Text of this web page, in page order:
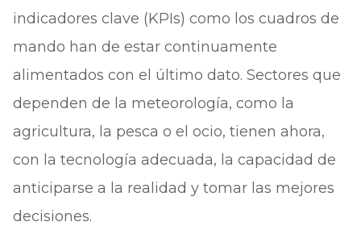
indicadores clave (KPIs) como los cuadros de
mando han de estar continuamente
alimentados con el último dato. Sectores que
dependen de la meteorología, como la
agricultura, la pesca o el ocio, tienen ahora,
con la tecnología adecuada, la capacidad de
anticiparse a la realidad y tomar las mejores
decisiones.